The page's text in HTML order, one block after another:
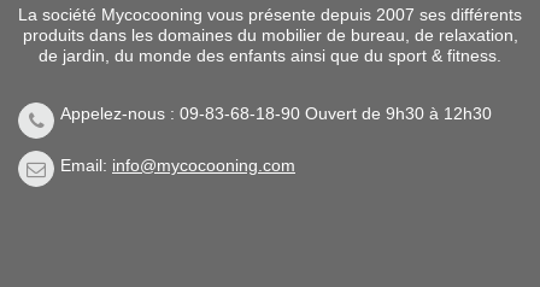
La société Mycocooning vous présente depuis 2007 ses différents
produits dans les domaines du mobilier de bureau, de relaxation,
de jardin, du monde des enfants ainsi que du sport & fitness.
Appelez-nous : 09-83-68-18-90 Ouvert de 9h30 à 12h30
Email: info@mycocooning.com